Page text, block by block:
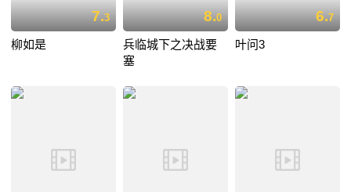
7.3
柳如是
8.0
兵临城下之决战要
塞
6.7
叶问3